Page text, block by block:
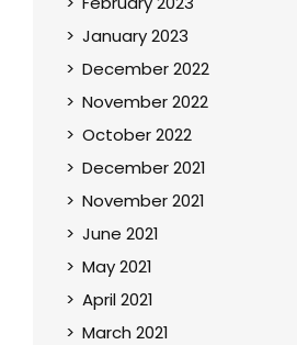
January 2023
December 2022
November 2022
October 2022
December 2021
November 2021
June 2021
May 2021
April 2021
March 2021